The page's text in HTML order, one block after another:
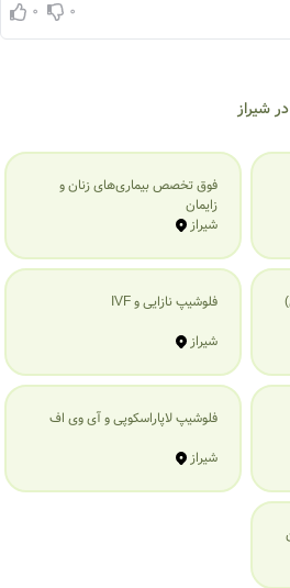
0
0
شیراز
فوق تخصص بیماری‌های زنان و
زایمان
شیراز
فلوشیپ نازایی و IVF
شیراز
فلوشیپ لاپاراسکوپی و آی وی اف
شیراز